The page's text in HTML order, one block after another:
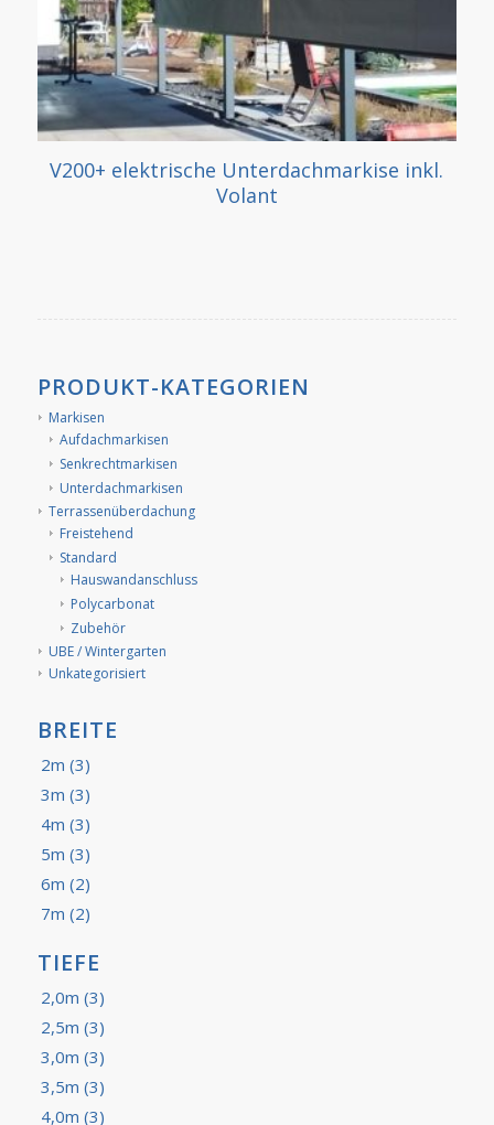
V200+ elektrische Unterdachmarkise inkl.
Volant
PRODUKT-KATEGORIEN
Markisen
Aufdachmarkisen
Senkrechtmarkisen
Unterdachmarkisen
Terrassenüberdachung
Freistehend
Standard
Hauswandanschluss
Polycarbonat
Zubehör
UBE / Wintergarten
Unkategorisiert
BREITE
2m (3)
3m (3)
4m (3)
5m (3)
6m (2)
7m (2)
TIEFE
2,0m (3)
2,5m (3)
3,0m (3)
3,5m (3)
4,0m (3)